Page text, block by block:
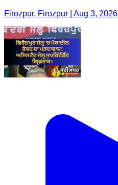
Firozpur, Firozpur | Aug 3, 2026